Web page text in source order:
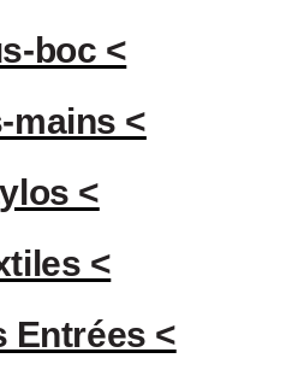
boc <
mains <
<
<
Entrées <